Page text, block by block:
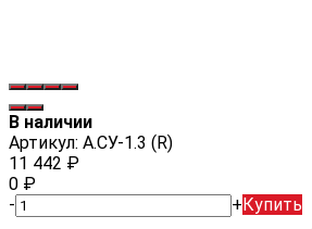
В наличии
Артикул: А.СУ-1.3 (R)
11 442 ₽
0 ₽
-
+Купить